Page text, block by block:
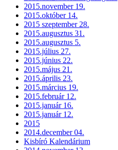
2015.november 19.
2015.október 14.
2015 szeptember 28.
2015.augusztus 31.
2015.augusztus 5.
2015.július 27.
2015.június 22.
2015.május 21.
2015.április 23.
2015.március 19.
2015.február 12.
2015.január 16.
2015.január 12.
2015
2014.december 04.
Kisbíró Kalendárium